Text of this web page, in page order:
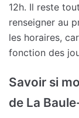
12h. Il reste
renseigner au
les horaires,
fonction des
Savoir si
de La